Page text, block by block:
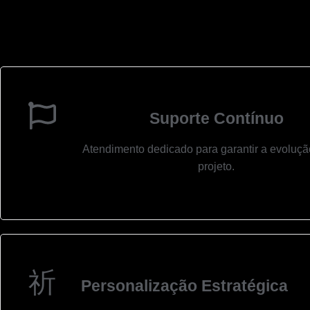
Suporte Contínuo
Atendimento dedicado para garantir a
projeto.
Personalização Estratégica